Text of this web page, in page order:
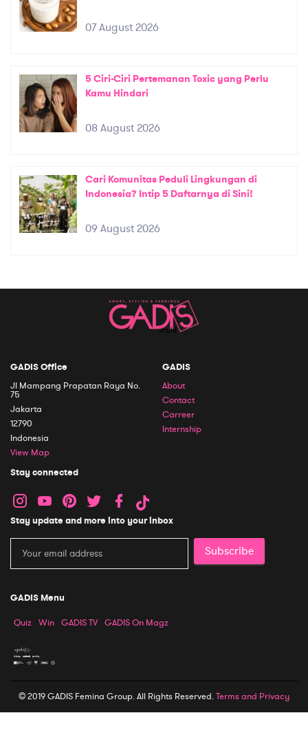
07 August 2026
5 Ciri-Ciri Pertemanan Toxic yang Perlu
Kamu Hindari
08 August 2026
Cari Komunitas Peduli Lingkungan di
Indonesia? Intip 5 Daftarnya di Sini!
09 August 2026
GADIS Office
Jl Mampang Prapatan Raya No.
75
Jakarta
12790
Indonesia
View Map
GADIS
About
Contact
Carreer
Internship
Stay connected
Stay update and more into your inbox
Subscribe
GADIS Menu
Quiz Win GADIS TV GADIS On Magz
© 2019 GADIS Femina Group. All Rights Reserved.Terms and Privacy